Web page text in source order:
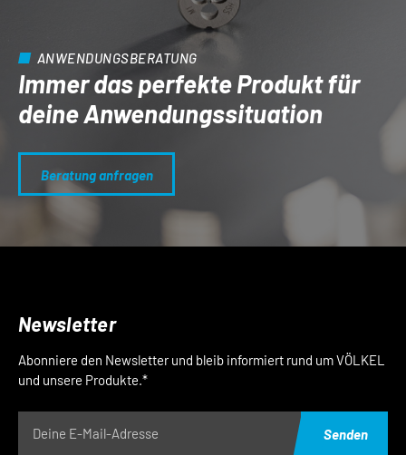
ANWENDUNGSBERATUNG
Immer das perfekte Produkt für
deine Anwendungs­situation
Beratung anfragen
Newsletter
Abonniere den Newsletter und bleib informiert rund um VÖLKEL
und unsere Produkte.*
Senden